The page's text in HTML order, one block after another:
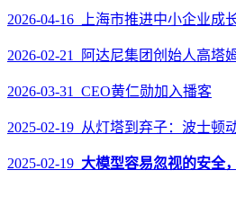
2026-04-16 上海市推进中小企业成
2026-02-21 阿达尼集团创始人高塔
2026-03-31 CEO黄仁勋加入播客
2025-02-19 从灯塔到弃子：波士顿
2025-02-19 大模型容易忽视的安全